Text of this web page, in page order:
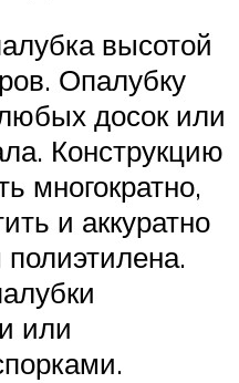
высотой
Опалубку
досок или
Конструкцию
многократно,
и аккуратно
или